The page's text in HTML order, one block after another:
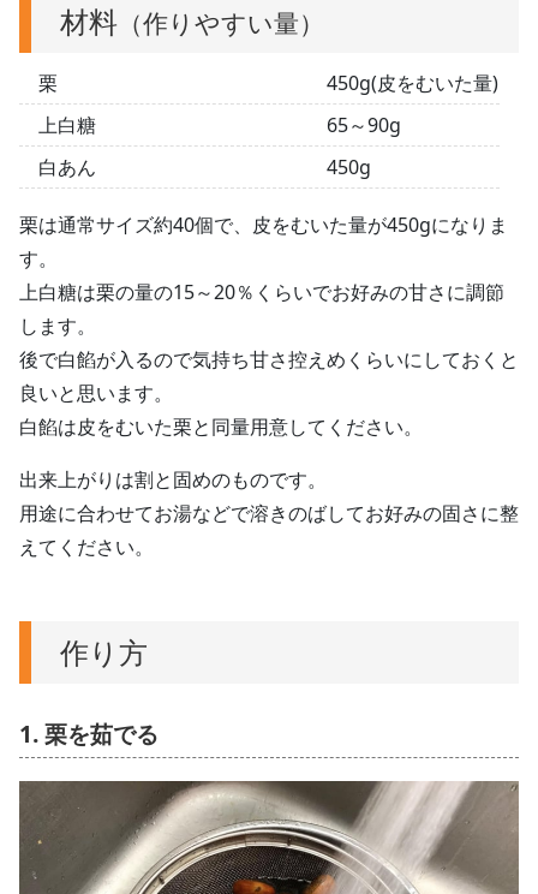
材料 （作りやすい量）
栗
450g(皮をむいた量)
上白糖
65～90g
白あん
450g
栗は通常サイズ約40個で、皮をむいた量が450gになりま
す。
上白糖は栗の量の15～20％くらいでお好みの甘さに調節
します。
後で白餡が入るので気持ち甘さ控えめくらいにしておくと
良いと思います。
白餡は皮をむいた栗と同量用意してください。
出来上がりは割と固めのものです。
用途に合わせてお湯などで溶きのばしてお好みの固さに整
えてください。
作り方
1. 栗を茹でる